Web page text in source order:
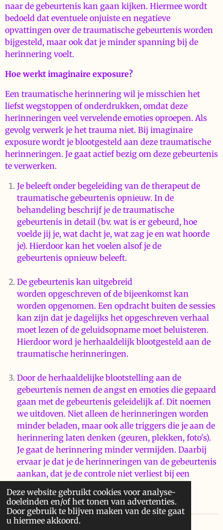
Deze website gebruikt cookies voor analyse-
doeleinden en/of het tonen van advertenties.
Door gebruik te blijven maken van de site gaat
u hiermee akkoord.
naar de gebeurtenis kan gaan kijken. Hiermee wordt
bedoeld dat eventuele onjuiste en negatieve
opvattingen over de traumatische gebeurtenis worden
bijgesteld, maar ook dat je minder spanning bij de
herinnering voelt.
Hoe werkt imaginaire exposure?
Een traumatische herinnering wil je misschien het
liefst wegstoppen of onderdrukken, omdat deze
herinneringen veel vervelende emoties oproepen. Als
gevolg verwerk je het trauma niet. Bij imaginaire
exposure wordt je blootgesteld aan deze traumatische
herinneringen. Je gaat actief bezig om deze gebeurtenis
te verwerken.
Je beleeft onder begeleiding van de therapeut de
traumatische gebeurtenis opnieuw. In de
behandeling beschrijf je de traumatische
gebeurtenis in detail (bv. wat is er gebeurd, hoe
voelde jij je, wat dacht je, wat zag je en wat hoorde
je). Hierdoor kan het voelen alsof je de
gebeurtenis opnieuw beleeft.
De gebeurtenis kan uitgebreid
worden opgeschreven of de bijeenkomst kan
worden opgenomen. Een opdracht buiten de sessies
kan zijn dat je dagelijks het opgeschreven verhaal
moet lezen of de geluidsopname moet beluisteren.
Hierdoor word je herhaaldelijk blootgesteld aan de
traumatische herinneringen.
Door de herhaaldelijke blootstelling aan de
gebeurtenis nemen de angst en emoties die gepaard
gaan met de gebeurtenis geleidelijk af. Dit noemen
we uitdoven. Niet alleen de herinneringen worden
minder beladen, maar ook alle triggers die je aan de
herinnering laten denken (geuren, plekken, foto's).
Je gaat de herinnering minder vermijden. Daarbij
ervaar je dat je de herinneringen van de gebeurtenis
aankan, dat je de controle niet verliest bij een
moment geen kwaad kan.